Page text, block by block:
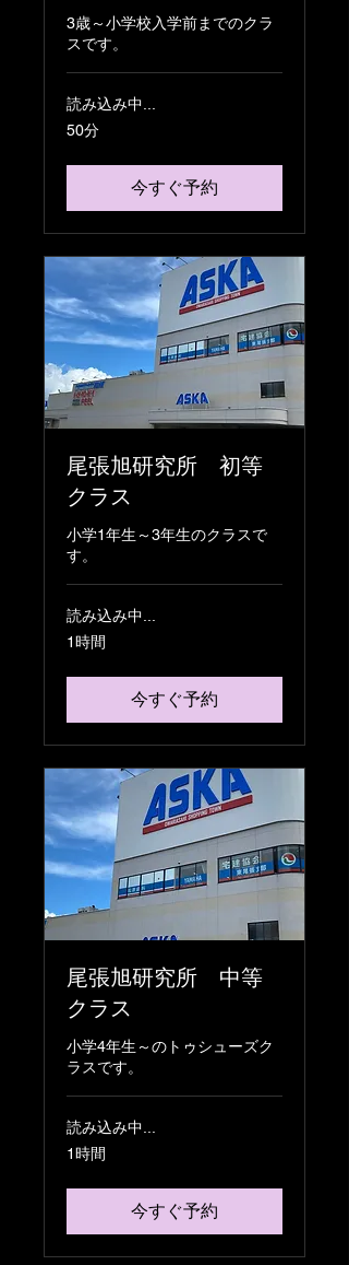
3歳～小学校入学前までのクラ
スです。
読み込み中...
50分
今すぐ予約
尾張旭研究所 初等
クラス
小学1年生～3年生のクラスで
す。
読み込み中...
1時間
今すぐ予約
尾張旭研究所 中等
クラス
小学4年生～のトゥシューズク
ラスです。
読み込み中...
1時間
今すぐ予約